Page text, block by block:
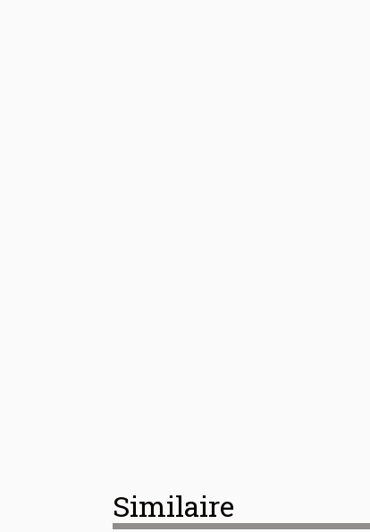
Similaire